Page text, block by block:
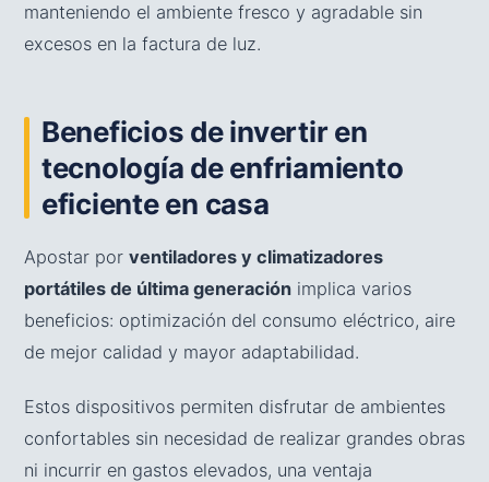
manteniendo el ambiente fresco y agradable sin
excesos en la factura de luz.
Beneficios de invertir en
tecnología de enfriamiento
eficiente en casa
Apostar por ventiladores y climatizadores
portátiles de última generación implica varios
beneficios: optimización del consumo eléctrico, aire
de mejor calidad y mayor adaptabilidad.
Estos dispositivos permiten disfrutar de ambientes
confortables sin necesidad de realizar grandes obras
ni incurrir en gastos elevados, una ventaja